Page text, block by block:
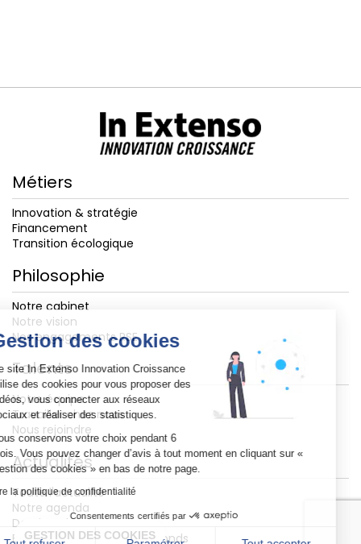
Métiers
Innovation & stratégie
Financement
Transition écologique
Philosophie
Notre cabinet
Notre vision
Nos engagements RSE
Talents
Notre équipe
Travailler chez nous
Nous rejoindre
Actualités
Toute l'actualité
Notre agenda
Dossiers thématiques
Baromètre des levées de fonds
Gestion des cookies
Ce site In Extenso Innovation Croissance
utilise des cookies pour vous proposer des
vidéos, vous connecter aux réseaux
sociaux et réaliser des statistiques.
Nous conservons votre choix pendant 6
mois. Vous pouvez changer d’avis à tout moment en cliquant sur «
Gestion des cookies » en bas de notre page.
Lire la politique de confidentialité
Consentements certifiés par
GESTION DES COOKIES